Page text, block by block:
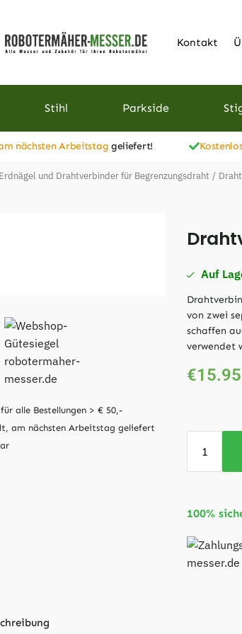
Kontakt
Stihl Parkside
nächsten Arbeitstag geliefert!
Erdnägel und Drahtverbinder für Begrenzungsdraht /
alle Bestellungen > € 50,-
am nächsten Arbeitstag geliefert
Auf
von zwei
schaffen
verwendet
€15.95
100%